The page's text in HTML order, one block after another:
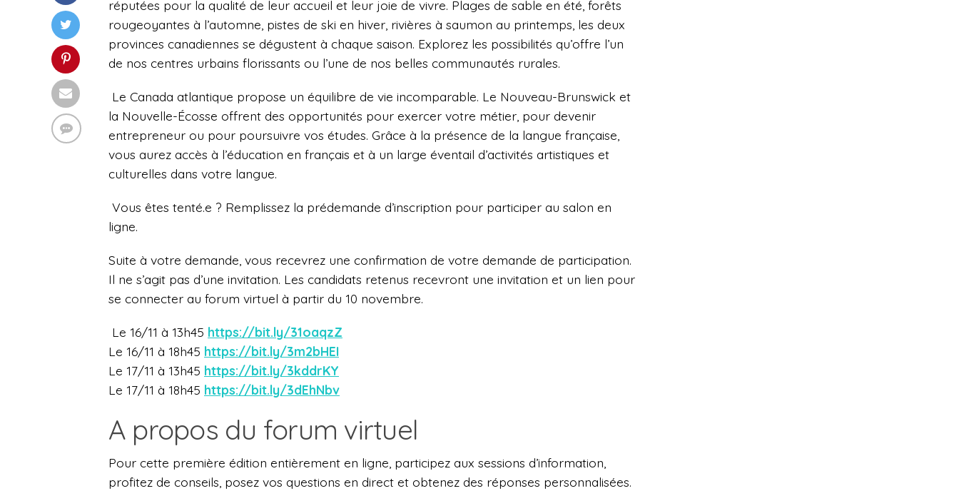
réputées pour la qualité de leur accueil et leur joie de vivre. Plages de sable en été, forêts
rougeoyantes à l’automne, pistes de ski en hiver, rivières à saumon au printemps, les deux
provinces canadiennes se dégustent à chaque saison. Explorez les possibilités qu’offre l’un
de nos centres urbains florissants ou l’une de nos belles communautés rurales.
Le Canada atlantique propose un équilibre de vie incomparable. Le Nouveau-Brunswick et
la Nouvelle-Écosse offrent des opportunités pour exercer votre métier, pour devenir
entrepreneur ou pour poursuivre vos études. Grâce à la présence de la langue française,
vous aurez accès à l’éducation en français et à un large éventail d’activités artistiques et
culturelles dans votre langue.
Vous êtes tenté.e ? Remplissez la prédemande d’inscription pour participer au salon en
ligne.
Suite à votre demande, vous recevrez une confirmation de votre demande de participation.
Il ne s’agit pas d’une invitation. Les candidats retenus recevront une invitation et un lien pour
se connecter au forum virtuel à partir du 10 novembre.
Le 16/11 à 13h45 https://bit.ly/31oaqzZ
Le 16/11 à 18h45 https://bit.ly/3m2bHEI
Le 17/11 à 13h45 https://bit.ly/3kddrKY
Le 17/11 à 18h45 https://bit.ly/3dEhNbv
A propos du forum virtuel
Pour cette première édition entièrement en ligne, participez aux sessions d’information,
profitez de conseils, posez vos questions en direct et obtenez des réponses personnalisées.